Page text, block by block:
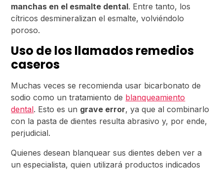
manchas en el esmalte dental. Entre tanto, los
cítricos desmineralizan el esmalte, volviéndolo
poroso.
Uso de los llamados remedios
caseros
Muchas veces se recomienda usar bicarbonato de
sodio como un tratamiento de blanqueamiento
dental. Esto es un grave error, ya que al combinarlo
con la pasta de dientes resulta abrasivo y, por ende,
perjudicial.
Quienes desean blanquear sus dientes deben ver a
un especialista, quien utilizará productos indicados